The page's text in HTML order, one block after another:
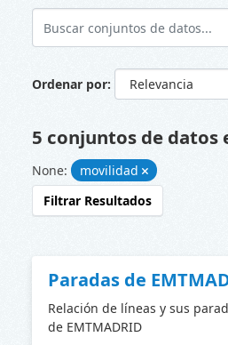
Ordenar por
5 conjuntos de datos
None:
movilidad
Filtrar Resultados
Paradas de
Relación de líneas y sus
de EMTMADRID